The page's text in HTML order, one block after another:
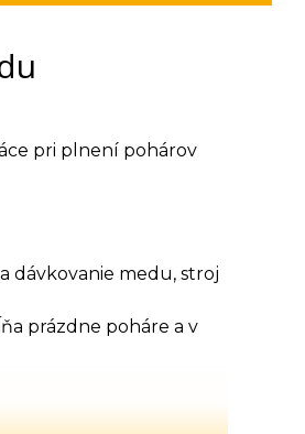
pri plnení pohárov
dávkovanie medu, stroj
prázdne poháre a v